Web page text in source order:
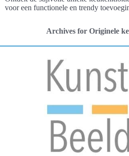
voor een functionele en trendy
Archives for Originele